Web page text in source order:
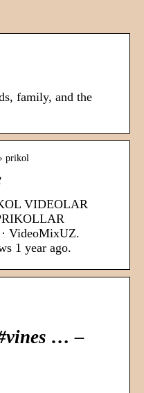
family, and the
prikol
VIDEOLAR
VideoMixUZ.
1 year ago.
… –